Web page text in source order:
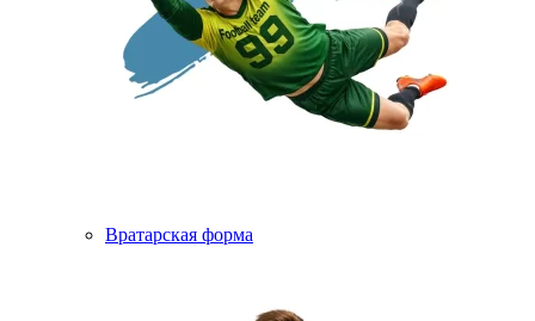
Вратарская форма